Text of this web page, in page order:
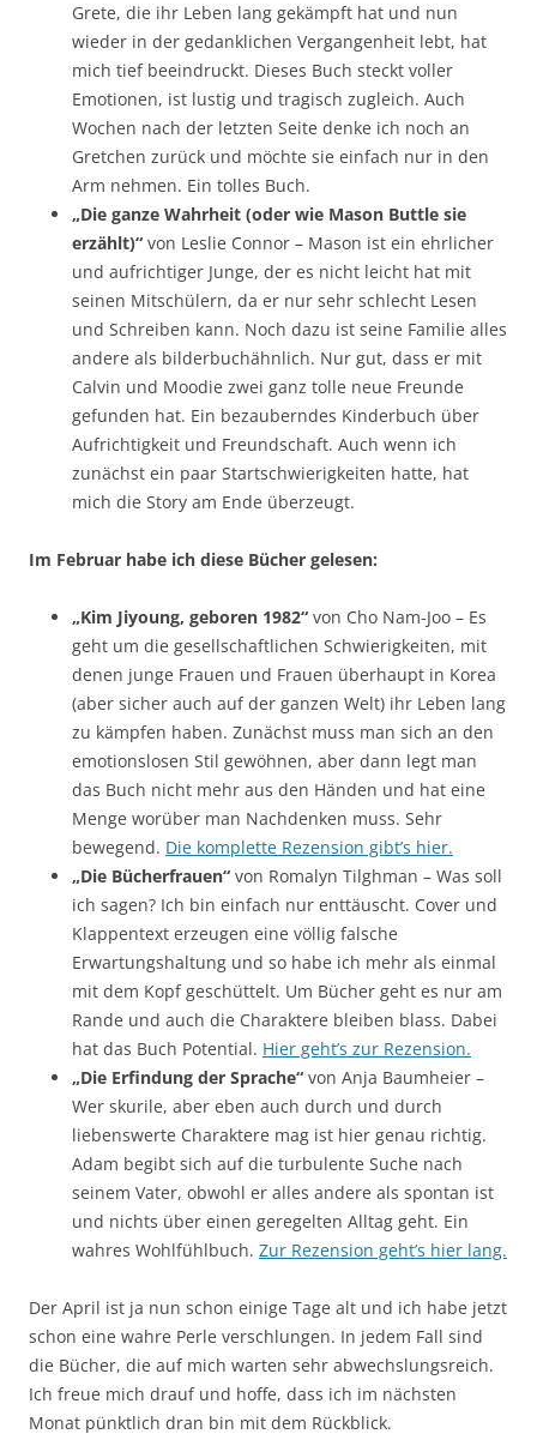
Grete, die ihr Leben lang gekämpft hat und nun
wieder in der gedanklichen Vergangenheit lebt, hat
mich tief beeindruckt. Dieses Buch steckt voller
Emotionen, ist lustig und tragisch zugleich. Auch
Wochen nach der letzten Seite denke ich noch an
Gretchen zurück und möchte sie einfach nur in den
Arm nehmen. Ein tolles Buch.
„Die ganze Wahrheit (oder wie Mason Buttle sie
erzählt)“ von Leslie Connor – Mason ist ein ehrlicher
und aufrichtiger Junge, der es nicht leicht hat mit
seinen Mitschülern, da er nur sehr schlecht Lesen
und Schreiben kann. Noch dazu ist seine Familie alles
andere als bilderbuchähnlich. Nur gut, dass er mit
Calvin und Moodie zwei ganz tolle neue Freunde
gefunden hat. Ein bezauberndes Kinderbuch über
Aufrichtigkeit und Freundschaft. Auch wenn ich
zunächst ein paar Startschwierigkeiten hatte, hat
mich die Story am Ende überzeugt.
Im Februar habe ich diese Bücher gelesen:
„Kim Jiyoung, geboren 1982“ von Cho Nam-Joo – Es
geht um die gesellschaftlichen Schwierigkeiten, mit
denen junge Frauen und Frauen überhaupt in Korea
(aber sicher auch auf der ganzen Welt) ihr Leben lang
zu kämpfen haben. Zunächst muss man sich an den
emotionslosen Stil gewöhnen, aber dann legt man
das Buch nicht mehr aus den Händen und hat eine
Menge worüber man Nachdenken muss. Sehr
bewegend. Die komplette Rezension gibt’s hier.
„Die Bücherfrauen“ von Romalyn Tilghman – Was soll
ich sagen? Ich bin einfach nur enttäuscht. Cover und
Klappentext erzeugen eine völlig falsche
Erwartungshaltung und so habe ich mehr als einmal
mit dem Kopf geschüttelt. Um Bücher geht es nur am
Rande und auch die Charaktere bleiben blass. Dabei
hat das Buch Potential. Hier geht’s zur Rezension.
„Die Erfindung der Sprache“ von Anja Baumheier –
Wer skurile, aber eben auch durch und durch
liebenswerte Charaktere mag ist hier genau richtig.
Adam begibt sich auf die turbulente Suche nach
seinem Vater, obwohl er alles andere als spontan ist
und nichts über einen geregelten Alltag geht. Ein
wahres Wohlfühlbuch. Zur Rezension geht’s hier lang.
Der April ist ja nun schon einige Tage alt und ich habe jetzt
schon eine wahre Perle verschlungen. In jedem Fall sind
die Bücher, die auf mich warten sehr abwechslungsreich.
Ich freue mich drauf und hoffe, dass ich im nächsten
Monat pünktlich dran bin mit dem Rückblick.